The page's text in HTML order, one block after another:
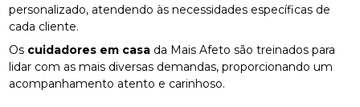
personalizado, atendendo às necessidades específicas de
cada cliente.
Os cuidadores em casa da Mais Afeto são treinados para
lidar com as mais diversas demandas, proporcionando um
acompanhamento atento e carinhoso.